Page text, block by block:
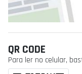
QR CODE
Para ler no celular,